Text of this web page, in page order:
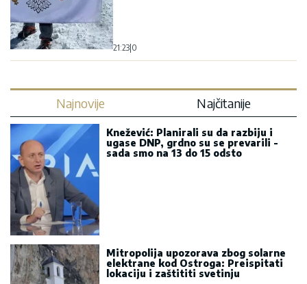
21:23 0
Najnovije Najčitanije
Knežević: Planirali su da razbiju i
ugase DNP, grdno su se prevarili -
sada smo na 13 do 15 odsto
Mitropolija upozorava zbog solarne
elektrane kod Ostroga: Preispitati
lokaciju i zaštititi svetinju